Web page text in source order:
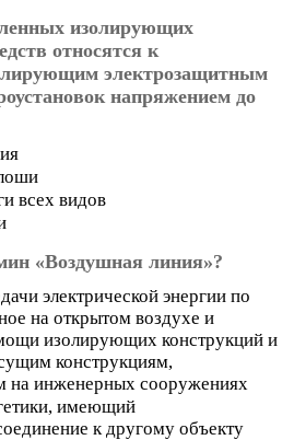
изолирующих
относятся к
электрозащитным
напряжением до
всех видов
«Воздушная линия»?
электрической энергии по
на открытом воздухе и
изолирующих конструкций и
конструкциям,
на инженерных сооружениях
имеющий
к другому объекту